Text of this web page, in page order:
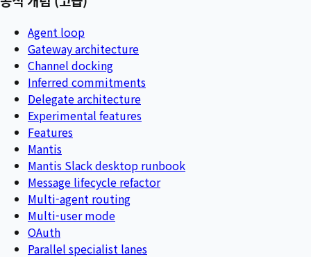
Agent loop
Gateway architecture
Channel docking
Inferred commitments
Delegate architecture
Experimental features
Features
Mantis
Mantis Slack desktop runbook
Message lifecycle refactor
Multi-agent routing
Multi-user mode
OAuth
Parallel specialist lanes